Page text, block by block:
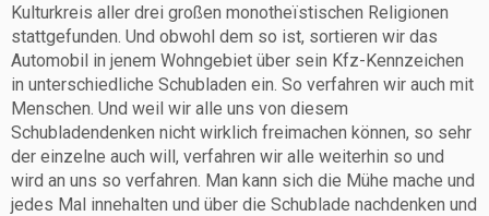
Kulturkreis aller drei großen monotheïstischen Religionen
stattgefunden. Und obwohl dem so ist, sortieren wir das
Automobil in jenem Wohngebiet über sein Kfz-Kennzeichen
in unterschiedliche Schubladen ein. So verfahren wir auch mit
Menschen. Und weil wir alle uns von diesem
Schubladendenken nicht wirklich freimachen können, so sehr
der einzelne auch will, verfahren wir alle weiterhin so und
wird an uns so verfahren. Man kann sich die Mühe mache und
jedes Mal innehalten und über die Schublade nachdenken und